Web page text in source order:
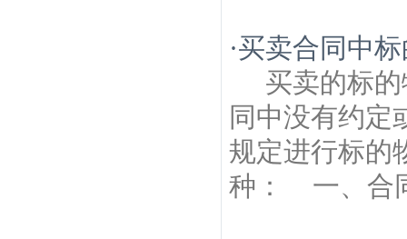
·买卖合同中
买卖的标
同中没有约定
规定进行标的
种： 一、合